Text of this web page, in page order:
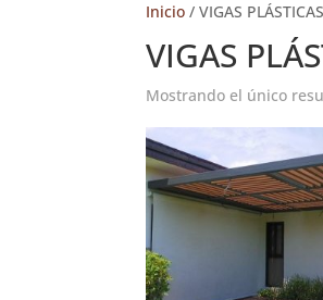
Inicio / VIGAS
VIGAS
Mostrando el único